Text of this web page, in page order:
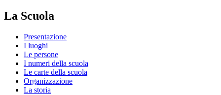
La Scuola
Presentazione
I luoghi
Le persone
I numeri della scuola
Le carte della scuola
Organizzazione
La storia